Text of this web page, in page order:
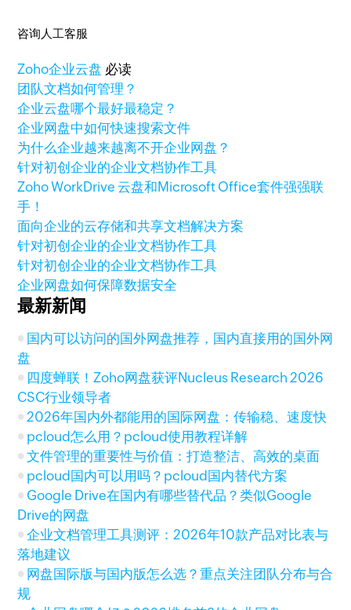
咨询人工客服
Zoho企业云盘 必读
团队文档如何管理？
企业云盘哪个最好最稳定？
企业网盘中如何快速搜索文件
为什么企业越来越离不开企业网盘？
针对初创企业的企业文档协作工具
Zoho WorkDrive 云盘和Microsoft Office套件强强联
手！
面向企业的云存储和共享文档解决方案
针对初创企业的企业文档协作工具
针对初创企业的企业文档协作工具
企业网盘如何保障数据安全
最新新闻
国内可以访问的国外网盘推荐，国内直接用的国外网
盘
四度蝉联！Zoho网盘获评Nucleus Research 2026
CSC行业领导者
2026年国内外都能用的国际网盘：传输稳、速度快
pcloud怎么用？pcloud使用教程详解
文件管理的重要性与价值：打造整洁、高效的桌面
pcloud国内可以用吗？pcloud国内替代方案
Google Drive在国内有哪些替代品？类似Google
Drive的网盘
企业文档管理工具测评：2026年10款产品对比表与
落地建议
网盘国际版与国内版怎么选？重点关注团队分布与合
规